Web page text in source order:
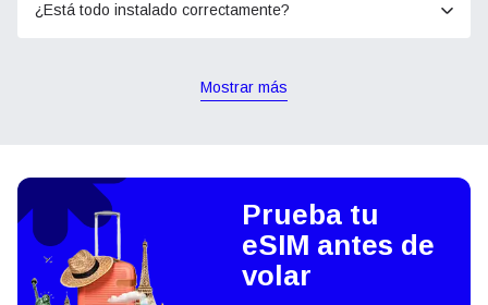
¿Está todo instalado correctamente?
Mostrar más
Prueba tu
eSIM antes de
volar